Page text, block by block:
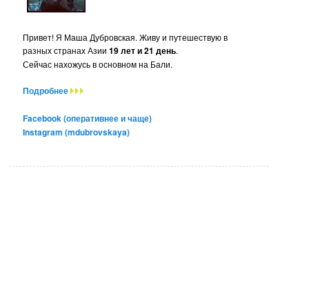
Привет! Я Маша Дубровская. Живу и путешествую в
разных странах Азии19 лет и 21 день.
Сейчас нахожусь в основном на Бали.
Подробнее
Facebook (оперативнее и чаще)
Instagram (mdubrovskaya)